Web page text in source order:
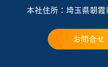
本社住所：埼玉県朝
お問合せ